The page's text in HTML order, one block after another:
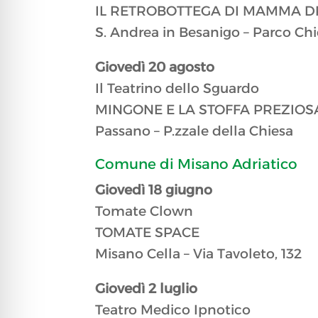
IL RETROBOTTEGA DI MAMMA
S. Andrea in Besanigo – Parco
​Giovedì 20 agosto
Il Teatrino dello Sguardo
MINGONE E LA STOFFA
Passano – P.zzale della Chiesa
Comune di Misano Adriatico
​​Giovedì 18 giugno
Tomate Clown
TOMATE SPACE
Misano Cella – Via Tavoleto, 132
​​Giovedì 2 luglio
Teatro Medico Ipnotico